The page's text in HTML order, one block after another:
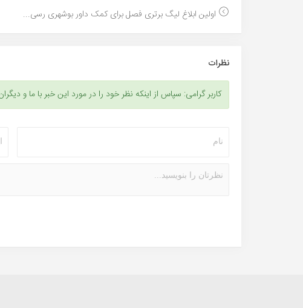
اولین ابلاغ لیگ برتری فصل برای کمک داور بوشهری رسی...
نظرات
کاربر گرامی: سپاس از اینکه نظر خود را در مورد این خبر با ما و